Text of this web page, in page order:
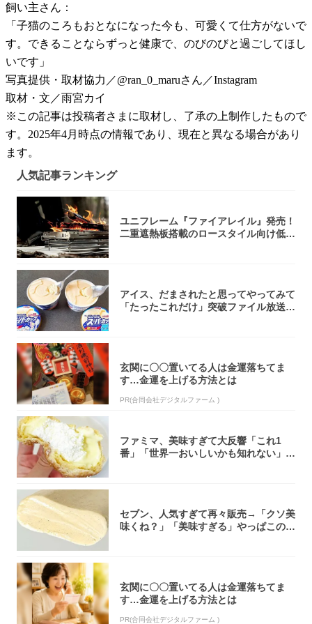
飼い主さん：
「子猫のころもおとなになった今も、可愛くて仕方がないで
す。できることならずっと健康で、のびのびと過ごしてほし
いです」
写真提供・取材協力／@ran_0_maruさん／Instagram
取材・文／雨宮カイ
※この記事は投稿者さまに取材し、了承の上制作したもので
す。2025年4月時点の情報であり、現在と異なる場合があり
ます。
人気記事ランキング
ユニフレーム『ファイアレイル』発売！
二重遮熱板搭載のロースタイル向け低型
アイス、だまされたと思ってやってみて
「たったこれだけ」突破ファイル放送で
玄関に〇〇置いてる人は金運落ちてま
す…金運を上げる方法とは
PR(合同会社デジタルファーム )
ファミマ、美味すぎて大反響「これ1
番」「世界一おいしいかも知れない」
セブン、人気すぎて再々販売→「クソ美
味くね？」「美味すぎる」やっぱこのク
玄関に〇〇置いてる人は金運落ちてま
す…金運を上げる方法とは
PR(合同会社デジタルファーム )